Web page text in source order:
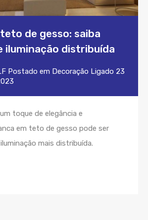
de gesso: saiba
iluminação distribuída
Postado em Decoração Ligado 23
toque de elegância e
em teto de gesso pode ser
mais distribuída.